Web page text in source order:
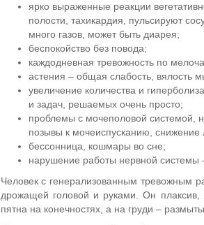
ярко выраженные реакции
полости, тахикардия, пульсируют
много газов, может быть диарея;
беспокойство без повода;
каждодневная тревожность по
астения – общая слабость, вялость
увеличение количества и
и задач, решаемых очень просто;
проблемы с мочеполовой системой,
позывы к мочеиспусканию,
бессонница, кошмары во сне;
нарушение работы нервной системы
Человек с генерализованным тревожным
дрожащей головой и руками. Он
пятна на конечностях, а на груди –